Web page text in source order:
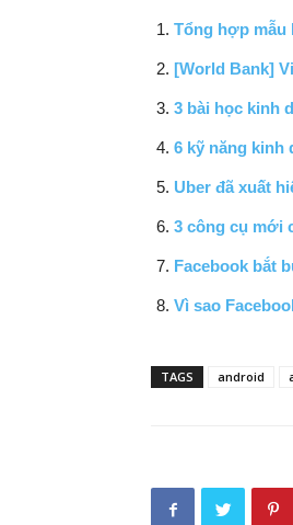
Tổng hợp mẫu
[World Bank]
3 bài học kinh
6 kỹ năng
Uber đã xuất
3 công cụ mới
Facebook bắt
Vì sao
TAGS android